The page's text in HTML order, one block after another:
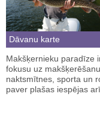
Dāvanu karte
Makšķernieku paradīze
fokusu uz
naktsmītnes, sporta un
paver plašas iespējas